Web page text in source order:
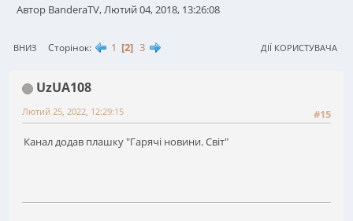
Автор BanderaTV, Лютий 04, 2018, 13:26:08
ВНИЗ Сторінок 1 2 3 ДІЇ КОРИСТУВАЧА
UzUA108
#15
Лютий 25, 2022, 12:29:15
Канал додав плашку "Гарячі новини. Світ"